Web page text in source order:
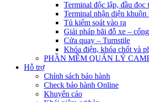
Terminal độc lập, đầu đọc
Terminal nhận diện khuôn
Tủ kiểm soát vào ra
Giải pháp bãi đỗ xe –
Cửa quay – Turnstile
Khóa điện, khóa chốt và
PHẦN MỀM QUẢN LÝ
Hỗ trợ
Chính sách bảo hành
Check bảo hành Online
Khuyến cáo